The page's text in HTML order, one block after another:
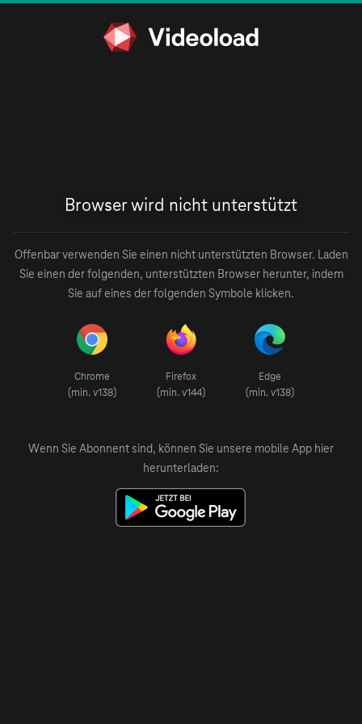
Browser wird nicht unterstützt
Offenbar verwenden Sie einen nicht unterstützten Browser. Laden
Sie einen der folgenden, unterstützten Browser herunter, indem
Sie auf eines der folgenden Symbole klicken.
Chrome
(min. v138)
Firefox
(min. v144)
Edge
(min. v138)
Wenn Sie Abonnent sind, können Sie unsere mobile App hier
herunterladen: